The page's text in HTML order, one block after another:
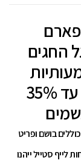
החגים
בשיעור של עד 35%
בושם ופריט
לייף סטייל ייהנו